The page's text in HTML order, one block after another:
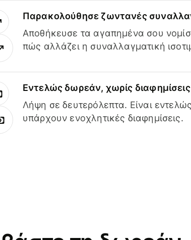
Παρακολούθησε ζωντανές
Αποθήκευσε τα αγαπημένα σου
πώς αλλάζει η συναλλαγματική
Εντελώς δωρεάν, χωρίς διαφημίσεις
Λήψη σε δευτερόλεπτα. Είναι
υπάρχουν ενοχλητικές διαφημίσεις.